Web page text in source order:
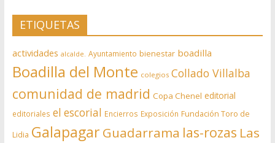
ETIQUETAS
actividades alcalde. Ayuntamiento bienestar boadilla
Boadilla del Monte colegios Collado Villalba
comunidad de madrid Copa Chenel editorial
editoriales el escorial Encierros Exposición Fundación Toro de
Lidia Galapagar Guadarrama las-rozas Las